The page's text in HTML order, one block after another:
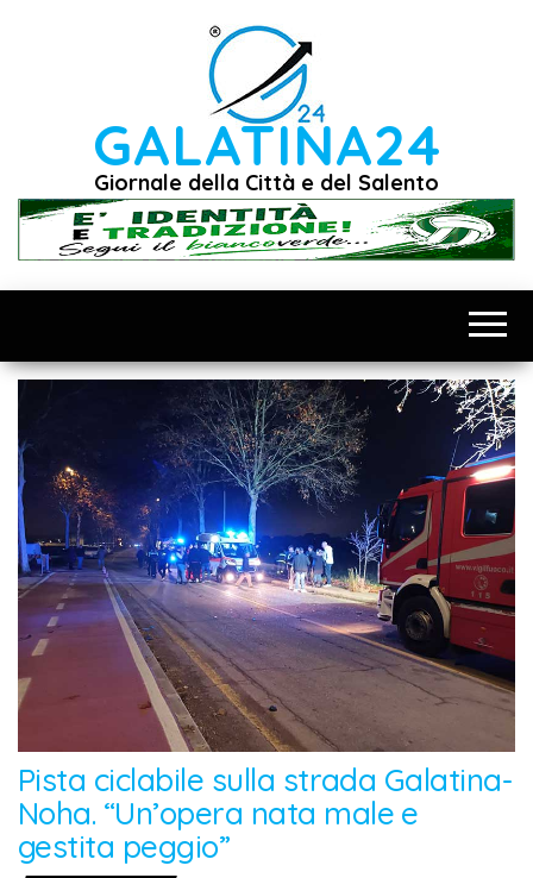
GALATINA24
Giornale della Città e del Salento
Pista ciclabile sulla strada Galatina-
Noha. “Un’opera nata male e
gestita peggio”